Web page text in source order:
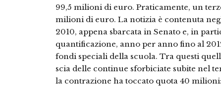
99,5 milioni di euro. Praticamente, un
milioni di euro. La notizia è contenuta
2010, appena sbarcata in Senato e, in
quantificazione, anno per anno fino al
fondi speciali della scuola. Tra questi
scia delle continue sforbiciate subite nel
la contrazione ha toccato quota 40